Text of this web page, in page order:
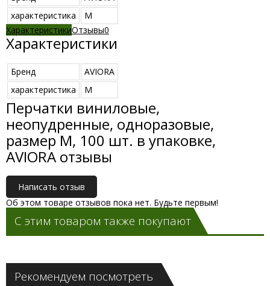
характеристика
M
ХарактеристикиОтзывы0
Характеристики
Бренд
AVIORA
характеристика
M
Перчатки виниловые,
неопудренные, одноразовые,
размер M, 100 шт. в упаковке,
AVIORA отзывы
Написать отзыв
Об этом товаре отзывов пока нет. Будьте первым!
С этим товаром также покупают
Рекомендуем посмотреть